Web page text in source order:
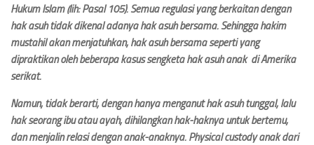
Hukum Islam (lih: Pasal 105). Semua regulasi yang berkaitan dengan
hak asuh tidak dikenal adanya hak asuh bersama. Sehingga hakim
mustahil akan menjatuhkan, hak asuh bersama seperti yang
dipraktikan oleh beberapa kasus sengketa hak asuh anak di Amerika
serikat.
Namun, tidak berarti, dengan hanya menganut hak asuh tunggal, lalu
hak seorang ibu atau ayah, dihilangkan hak-haknya untuk bertemu,
dan menjalin relasi dengan anak-anaknya. Physical custody anak dari